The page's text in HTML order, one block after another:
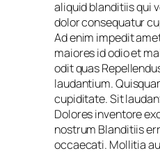
aliquid blanditiis qui
dolor consequatur
Ad enim impedit
maiores id odio et
odit quas
laudantium.
cupiditate. Sit
Dolores inventore
nostrum Blanditiis
occaecati. Mollitia